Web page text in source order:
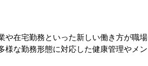
や在宅勤務といった新しい働き方が職場
様な勤務形態に対応した健康管理やメン